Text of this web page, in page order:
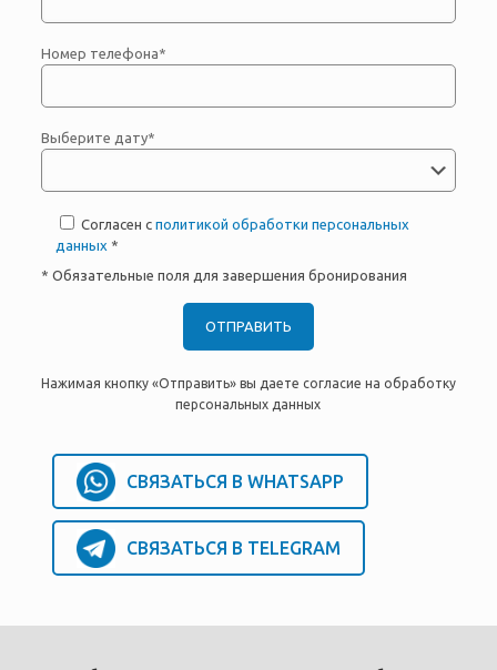
Номер телефона*
Выберите дату*
Согласен с политикой обработки персональных
данных *
* Обязательные поля для завершения бронирования
Нажимая кнопку «Отправить» вы даете согласие на обработку
персональных данных
СВЯЗАТЬСЯ В WHATSAPP
СВЯЗАТЬСЯ В TELEGRAM